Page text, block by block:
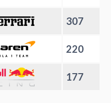
307
220
177